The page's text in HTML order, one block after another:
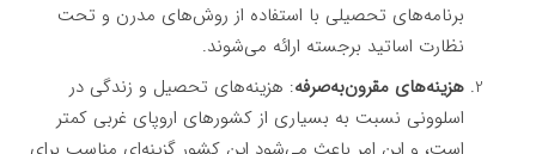
برنامه‌های تحصیلی با استفاده از روش‌های مدرن و تحت
نظارت اساتید برجسته ارائه می‌شوند.
هزینه‌های مقرون‌به‌صرفه: هزینه‌های تحصیل و زندگی در
اسلوونی نسبت به بسیاری از کشورهای اروپای غربی کمتر